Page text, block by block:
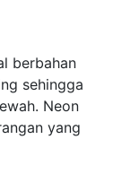
berbahan
sehingga
Neon
yang